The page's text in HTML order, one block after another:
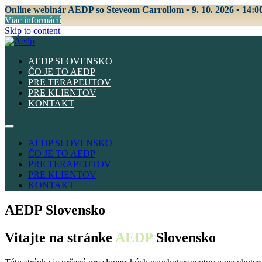
Online webinár AEDP so Steveom Carrollom • 9. 10. 2026 •
Viac informácií
Skip to content
AEDP SLOVENSKO
ČO JE TO AEDP
PRE TERAPEUTOV
PRE KLIENTOV
KONTAKT
AEDP SLOVENSKO
ČO JE TO AEDP
PRE TERAPEUTOV
PRE KLIENTOV
KONTAKT
AEDP Slovensko
Vitajte na stránke AEDP Slovensko